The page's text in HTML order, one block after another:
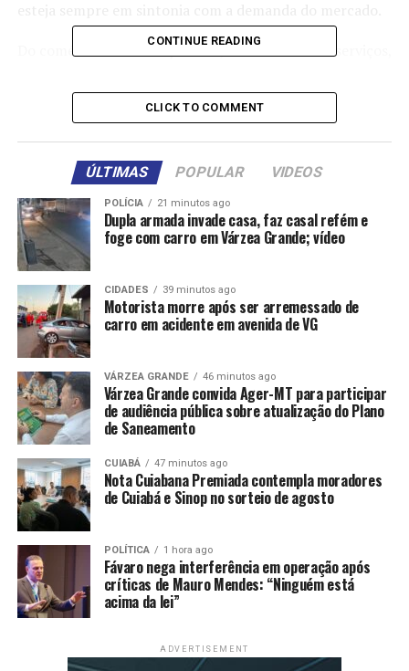
Do comércio à construção civil, da indústria aos serviços,
experiência ao profissional especializado. E o melhor:
todo o processo de intermediação é gratuito.
“Temos atuado como um elo forte entre quem precisa
de mão de obra e quem está em busca de uma chance de
trabalho. Além do encaminhamento, oferecemos
também suporte com seguro-desemprego e orientação
profissional”, destaca o secretário municipal de
Desenvolvimento Econômico, Tecnologia e Turismo,
Mário Quidá.
COMO SE CANDIDATAR– O atendimento do Sine/VG é
de segunda a sexta-feira, das 10h às 18h, no 2º piso do
Várzea Grande Shopping, dentro do Centro Estadual de
Cidadania. Para participar do processo seletivo é
necessário levar os seguintes documentos: RG, CPF,
carteira de trabalho e comprovante de residência.
Quem ainda não possui cadastro no sistema deve
comparecer pessoalmente com a documentação. Após
isso, é possível consultar as vagas e receber orientações
sobre qual se encaixa melhor ao perfil profissional. Além
das vagas, o Sine também auxilia com seguro-
desemprego e orientações de carreira, ajudando o
trabalhador a se posicionar com mais segurança no
CONTINUE READING
CLICK TO COMMENT
ÚLTIMAS POPULAR VIDEOS
POLÍCIA 21 minutos ago
Dupla armada invade casa, faz casal refém e
foge com carro em Várzea Grande; vídeo
CIDADES 39 minutos ago
Motorista morre após ser arremessado de
carro em acidente em avenida de VG
VÁRZEA GRANDE 46 minutos ago
Várzea Grande convida Ager-MT para participar
de audiência pública sobre atualização do Plano
de Saneamento
CUIABÁ 47 minutos ago
Nota Cuiabana Premiada contempla moradores
de Cuiabá e Sinop no sorteio de agosto
POLÍTICA 1 hora ago
Fávaro nega interferência em operação após
críticas de Mauro Mendes: “Ninguém está
acima da lei”
ADVERTISEMENT